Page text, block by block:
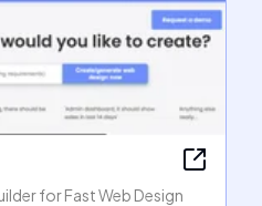
for Fast Web Design